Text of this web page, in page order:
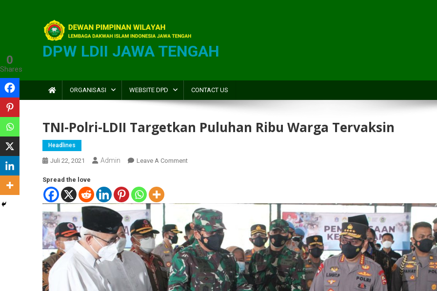
DPW LDII JAWA TENGAH
ORGANISASI WEBSITE DPD CONTACT US
TNI-Polri-LDII Targetkan Puluhan Ribu Warga Tervaksin
Headlines
Juli 22, 2021 Admin Leave A Comment
Spread the love
0
Shares